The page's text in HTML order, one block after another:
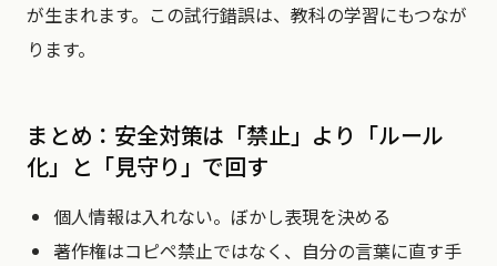
が生まれます。この試行錯誤は、教科の学習にもつなが
ります。
まとめ：安全対策は「禁止」より「ルール
化」と「見守り」で回す
個人情報は入れない。ぼかし表現を決める
著作権はコピペ禁止ではなく、自分の言葉に直す手